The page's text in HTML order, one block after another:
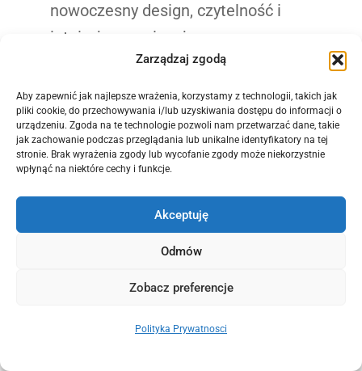
Zarządzaj zgodą
Aby zapewnić jak najlepsze wrażenia, korzystamy z technologii, takich jak
pliki cookie, do przechowywania i/lub uzyskiwania dostępu do informacji o
urządzeniu. Zgoda na te technologie pozwoli nam przetwarzać dane, takie
jak zachowanie podczas przeglądania lub unikalne identyfikatory na tej
stronie. Brak wyrażenia zgody lub wycofanie zgody może niekorzystnie
wpłynąć na niektóre cechy i funkcje.
Akceptuję
Odmów
Zobacz preferencje
Polityka Prywatnosci
nowoczesny design, czytelność i
intuicyjną nawigację.